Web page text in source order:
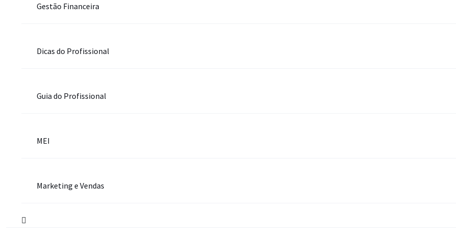
Gestão Financeira
Dicas do Profissional
Guia do Profissional
MEI
Marketing e Vendas